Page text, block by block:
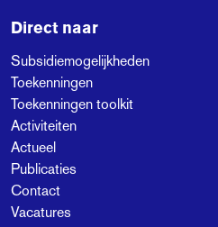
Direct naar
Subsidiemogelijkheden
Toekenningen
Toekenningen toolkit
Activiteiten
Actueel
Publicaties
Contact
Vacatures